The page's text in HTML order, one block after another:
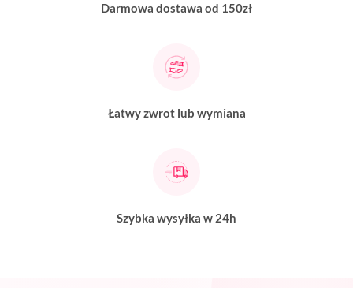
Darmowa dostawa od 150zł
Łatwy zwrot lub wymiana
Szybka wysyłka w 24h